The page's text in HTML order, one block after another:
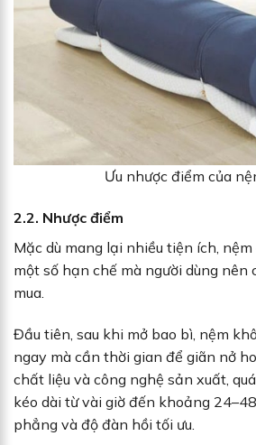
Ưu nhược điểm của
2.2. Nhược điểm
Mặc dù mang lại nhiều tiện ích,
một số hạn chế mà người dùng nên
mua.
Đầu tiên, sau khi mở bao bì, nệm
ngay mà cần thời gian để giãn nở
chất liệu và công nghệ sản xuất,
kéo dài từ vài giờ đến khoảng
phẳng và độ đàn hồi tối ưu.